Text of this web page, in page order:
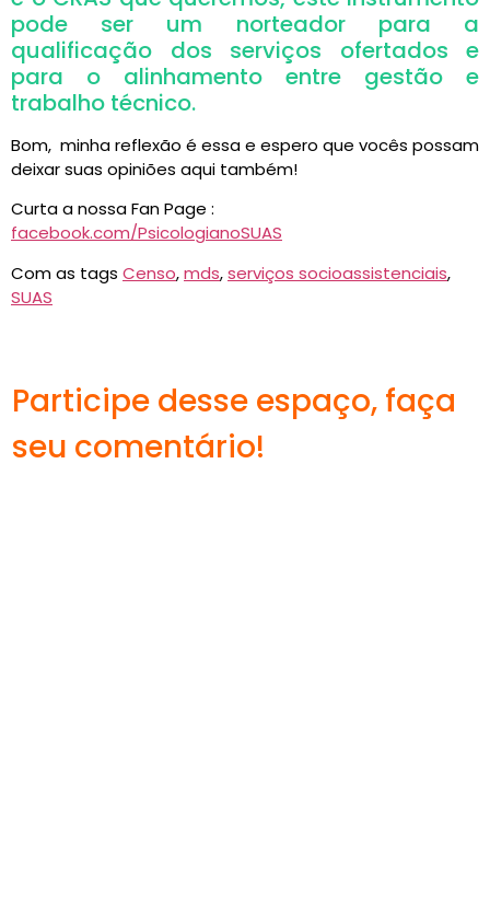
pode ser um norteador para a
qualificação dos serviços ofertados e
para o alinhamento entre gestão e
trabalho técnico.
Bom, minha reflexão é essa e espero que vocês possam
deixar suas opiniões aqui também!
Curta a nossa Fan Page :
facebook.com/PsicologianoSUAS
Com as tags Censo,mds,serviços socioassistenciais,
SUAS
Participe desse espaço, faça
seu comentário!